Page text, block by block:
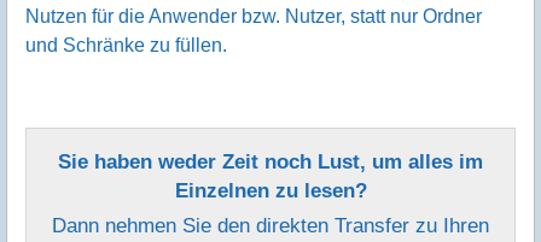
Nutzen für die Anwender bzw. Nutzer, statt nur Ordner
und Schränke zu füllen.
Sie haben weder Zeit noch Lust, um alles im
Einzelnen zu lesen?
Dann nehmen Sie den direkten Transfer zu Ihren